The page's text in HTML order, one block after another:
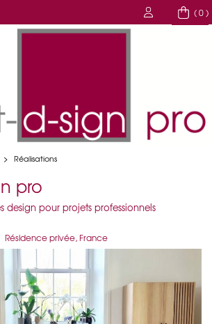
( 0 )
> Réalisations
pro
design pour projets professionnels
Résidence privée, France